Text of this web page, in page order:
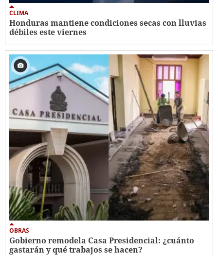
CLIMA
Honduras mantiene condiciones secas con lluvias
débiles este viernes
OBRAS
Gobierno remodela Casa Presidencial: ¿cuánto
gastarán y qué trabajos se hacen?